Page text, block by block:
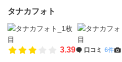
タナカフォト
3.39 口コミ 6件